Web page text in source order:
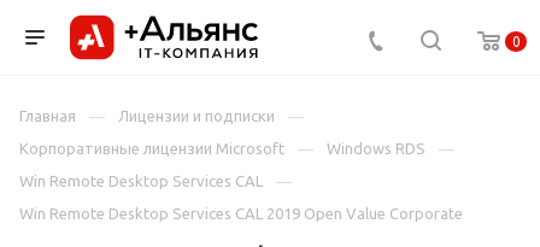
0
Главная
Лицензии и подписки
Корпоративные лицензии Microsoft
Windows RDS
Win Remote Desktop Services CAL
Win Remote Desktop Services CAL 2019 Open Value Corporate